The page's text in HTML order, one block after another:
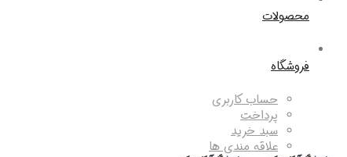
محصولات
فروشگاه
حساب کاربری
پرداخت
سبد خرید
علاقه مندی ها